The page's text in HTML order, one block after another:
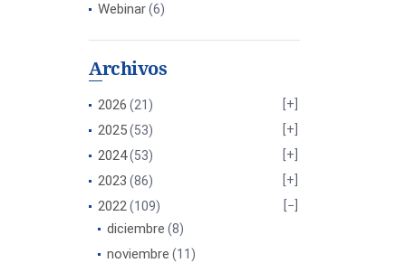
Webinar(6)
Archivos
2026 (21)
2025(53)
2024(53)
2023 (86)
2022(109)
diciembre (8)
noviembre (11)